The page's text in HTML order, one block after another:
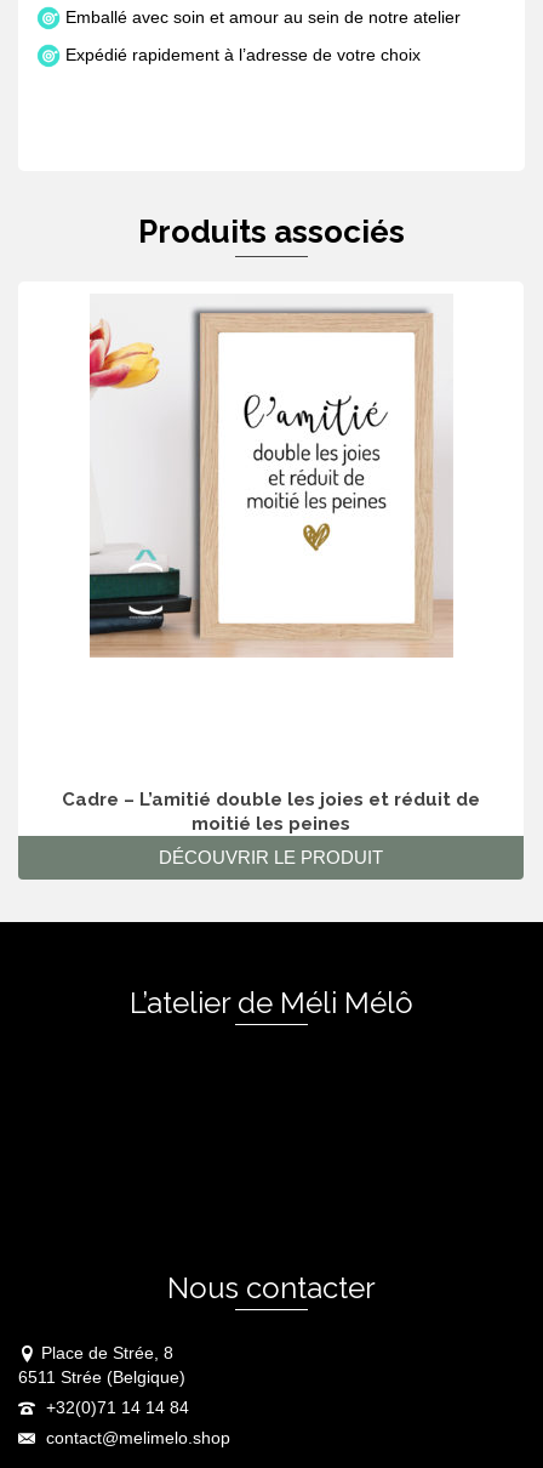
Emballé avec soin et amour au sein de notre atelier
Expédié rapidement à l’adresse de votre choix
Produits associés
Cadre – L’amitié double les joies et réduit de
moitié les peines
DÉCOUVRIR LE PRODUIT
L’atelier de Méli Mélô
Nous contacter
Place de Strée, 8
6511 Strée (Belgique)
+32(0)71 14 14 84
contact@melimelo.shop